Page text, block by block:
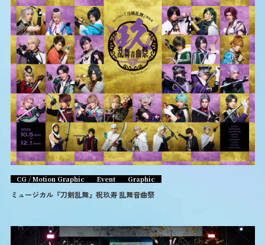
CG / Motion Graphic Event Graphic
ミュージカル『刀剣乱舞』祝玖寿 乱舞音曲祭